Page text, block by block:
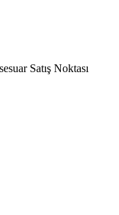
Satış Noktası